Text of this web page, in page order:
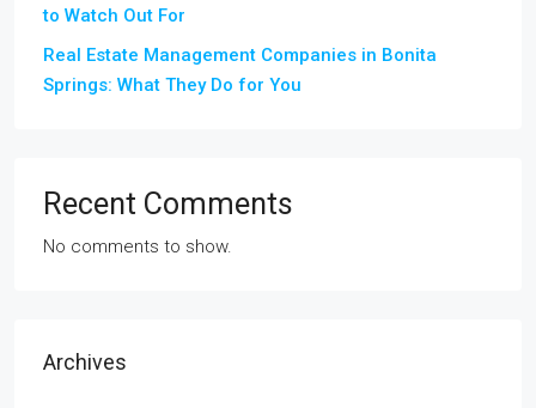
to Watch Out For
Real Estate Management Companies in Bonita
Springs: What They Do for You
Recent Comments
No comments to show.
Archives